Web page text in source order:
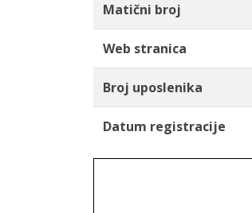
Matični broj
Web stranica
Broj uposlenika
Datum registracije